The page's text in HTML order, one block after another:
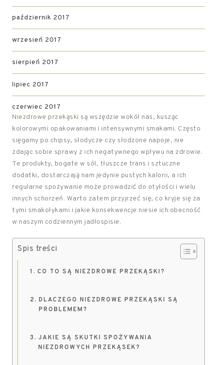
październik 2017
wrzesień 2017
sierpień 2017
lipiec 2017
czerwiec 2017
Niezdrowe przekąski są wszędzie wokół nas, kusząc
kolorowymi opakowaniami i intensywnymi smakami. Często
sięgamy po chipsy, słodycze czy słodzone napoje, nie
zdając sobie sprawy z ich negatywnego wpływu na zdrowie.
Te produkty, bogate w sól, tłuszcze trans i sztuczne
dodatki, dostarczają nam jedynie pustych kalorii, a ich
regularne spożywanie może prowadzić do otyłości i wielu
innych schorzeń. Warto zatem przyjrzeć się, co kryje się za
tymi smakołykami i jakie konsekwencje niesie ich obecność
w naszym codziennym jadłospisie.
Spis treści
CO TO SĄ NIEZDROWE PRZEKĄSKI?
DLACZEGO NIEZDROWE PRZEKĄSKI SĄ
PROBLEMEM?
JAKIE SĄ SKUTKI SPOŻYWANIA
NIEZDROWYCH PRZEKĄSEK?